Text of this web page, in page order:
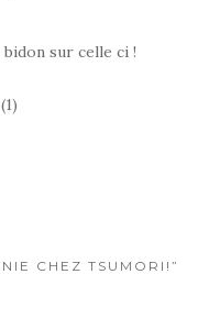
sur celle ci !
CHEZ TSUMORI!”